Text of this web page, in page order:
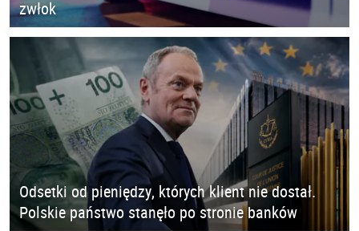
zwłok
Odsetki od pieniędzy, których klient nie dostał.
Polskie państwo stanęło po stronie banków